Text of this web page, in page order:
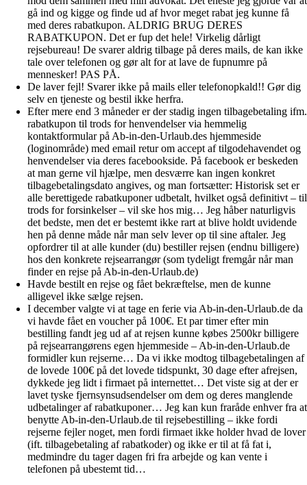
gå ind og kigge og finde ud af hvor meget rabat jeg kunne få
med deres rabatkupon. ALDRIG BRUG DERES
RABATKUPON. Det er fup det hele! Virkelig dårligt
rejsebureau! De svarer aldrig tilbage på deres mails, de kan ikke
tale over telefonen og gør alt for at lave de fupnumre på
mennesker! PAS PÅ.
De laver fejl! Svarer ikke på mails eller telefonopkald!! Gør dig
selv en tjeneste og bestil ikke herfra.
Efter mere end 3 måneder er der stadig ingen tilbagebetaling ifm.
rabatkupon til trods for henvendelser via hemmelig
kontaktformular på Ab-in-den-Urlaub.des hjemmeside
(loginområde) med email retur om accept af tilgodehavendet og
henvendelser via deres facebookside. På facebook er beskeden
at man gerne vil hjælpe, men desværre kan ingen konkret
tilbagebetalingsdato angives, og man fortsætter: Historisk set er
alle berettigede rabatkuponer udbetalt, hvilket også definitivt – til
trods for forsinkelser – vil ske hos mig… Jeg håber naturligvis
det bedste, men det er bestemt ikke rart at blive holdt uvidende
hen på denne måde når man selv lever op til sine aftaler. Jeg
opfordrer til at alle kunder (du) bestiller rejsen (endnu billigere)
hos den konkrete rejsearrangør (som tydeligt fremgår når man
finder en rejse på Ab-in-den-Urlaub.de)
Havde bestilt en rejse og fået bekræftelse, men de kunne
alligevel ikke sælge rejsen.
I december valgte vi at tage en ferie via Ab-in-den-Urlaub.de da
vi havde fået en voucher på 100€. Et par timer efter min
bestilling fandt jeg ud af at rejsen kunne købes 2500kr billigere
på rejsearrangørens egen hjemmeside – Ab-in-den-Urlaub.de
formidler kun rejserne… Da vi ikke modtog tilbagebetalingen af
de lovede 100€ på det lovede tidspunkt, 30 dage efter afrejsen,
dykkede jeg lidt i firmaet på internettet… Det viste sig at der er
lavet tyske fjernsynsudsendelser om dem og deres manglende
udbetalinger af rabatkuponer… Jeg kan kun fraråde enhver fra at
benytte Ab-in-den-Urlaub.de til rejsebestilling – ikke fordi
rejserne fejler noget, men fordi firmaet ikke holder hvad de lover
(ift. tilbagebetaling af rabatkoder) og ikke er til at få fat i,
medmindre du tager dagen fri fra arbejde og kan vente i
telefonen på ubestemt tid…